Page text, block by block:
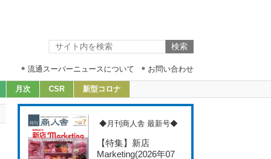
流通スーパーニュースについて お問い合わせ
月次 CSR 新型コロナ
◆月刊商人舎 最新号◆
【特集】新店
Marketing(2026年07